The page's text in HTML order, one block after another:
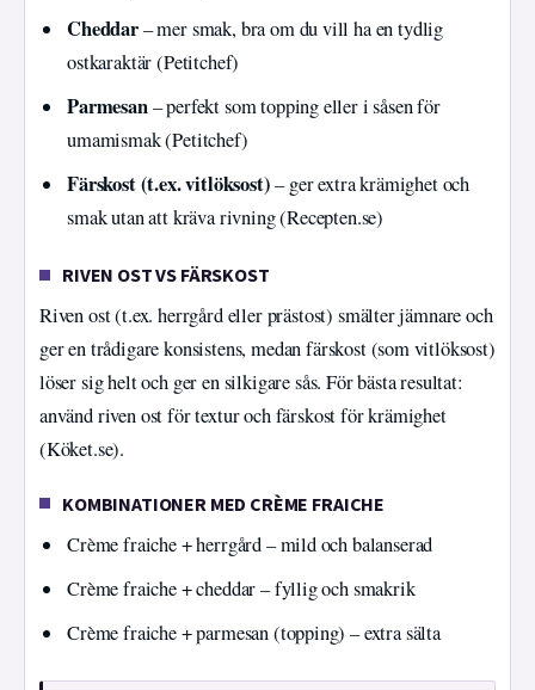
Cheddar– mer smak, bra om du vill ha en tydlig
ostkaraktär (Petitchef)
Parmesan– perfekt som topping eller i såsen för
umamismak (Petitchef)
Färskost (t.ex. vitlöksost)– ger extra krämighet och
smak utan att kräva rivning (Recepten.se)
RIVEN OST VS FÄRSKOST
Riven ost (t.ex. herrgård eller prästost) smälter jämnare och
ger en trådigare konsistens, medan färskost (som vitlöksost)
löser sig helt och ger en silkigare sås. För bästa resultat:
använd riven ost för textur och färskost för krämighet
(Köket.se).
KOMBINATIONER MED CRÈME FRAICHE
Crème fraiche + herrgård – mild och balanserad
Crème fraiche + cheddar – fyllig och smakrik
Crème fraiche + parmesan (topping) – extra sälta